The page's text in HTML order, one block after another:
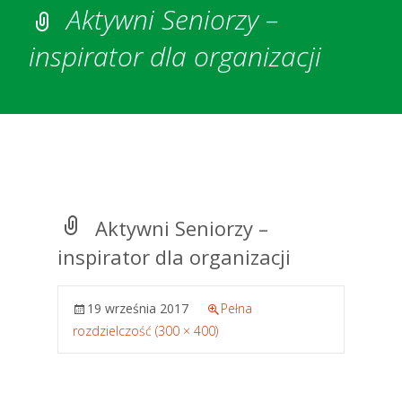
Aktywni Seniorzy –
inspirator dla organizacji
Aktywni Seniorzy –
inspirator dla organizacji
19 września 2017
Pełna
rozdzielczość (300 × 400)